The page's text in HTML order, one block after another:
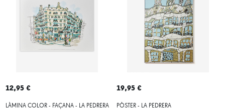
12,95 €
LÀMINA COLOR - FAÇANA - LA PEDRERA
19,95 €
PÒSTER - LA PEDRERA